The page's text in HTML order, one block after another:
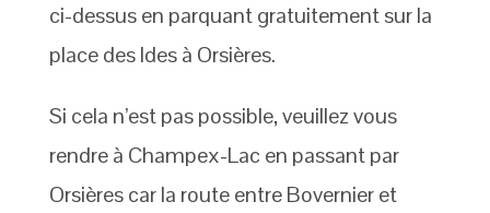
ci-dessus en parquant gratuitement sur la
place des Ides à Orsières.
Si cela n’est pas possible, veuillez vous
rendre à Champex-Lac en passant par
Orsières car la route entre Bovernier et